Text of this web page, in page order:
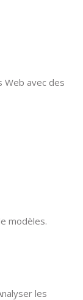
Web avec des
modèles.
les